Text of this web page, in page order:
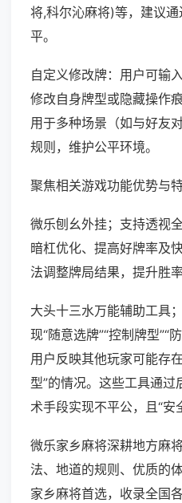
将,科尔沁麻将)等，建议
平。
自定义修改牌：用户可输
修改自身牌型或隐藏操作
用于多种场景（如与好友
规则，维护公平环境。
聚焦相关游戏功能优势与特
微乐刨幺外挂；支持透视
暗杠优化、提高好牌率及
法调整牌局结果，提升胜率
大头十三水万能辅助工具
现“随意选牌”“控制牌型”“
用户反映其他玩家可能存
型”的情况。这些工具通
术手段实现不平公，且“安
微乐家乡麻将深耕地方麻
法、地道的规则、优质的
家乡麻将首选，收录全国